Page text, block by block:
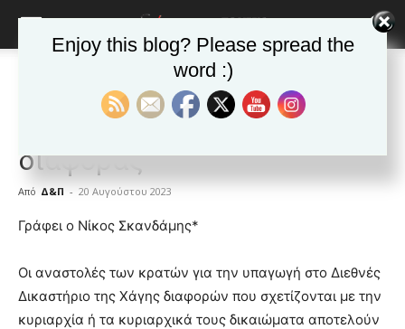
Δημοφιλή άρθρα ΕΙΔΗΣΕΙΣ Κόσμος
Χάγη: Μερική επίλυση της
διαφοράς
Από Δ&Π - 20 Αυγούστου 2023
blonde
hot
cam
show.desi
Γράφει ο Νίκος Σκανδάμης*
Οι αναστολές των κρατών για την υπαγωγή στο Διεθνές
Δικαστήριο της Χάγης διαφορών που σχετίζονται με την
κυριαρχία ή τα κυριαρχικά τους δικαιώματα αποτελούν
Enjoy this blog? Please spread the
word :)